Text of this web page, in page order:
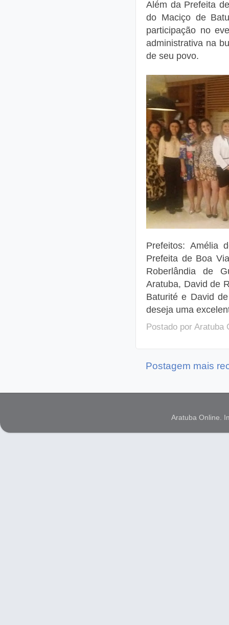
Além da Prefeita
do Maciço de
participação no
administrativa na
de seu povo.
Prefeitos: Amélia
Prefeita de Boa
Roberlândia de
Aratuba, David de
Baturité e David
deseja uma
Postado por Aratuba
Postagem mais
Aratuba Online.